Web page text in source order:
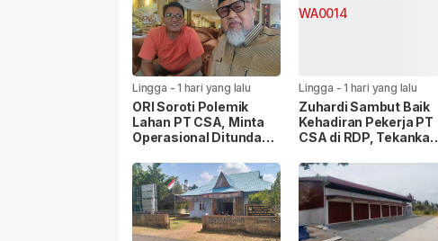
Lingga -1 hari yang lalu
ORI Soroti Polemik
Lahan PT CSA, Minta
Operasional Ditunda
Dipastikan
Lingga -1 hari yang lalu
Zuhardi Sambut Baik
Kehadiran Pekerja PT
CSA di RDP, Tekankan
Masyarakat